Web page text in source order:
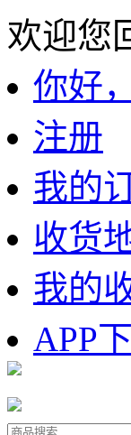
欢迎您
你好
注册
我的
收货
我的
APP